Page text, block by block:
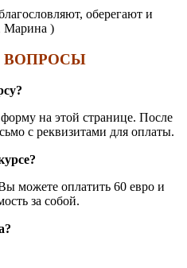
оберегают и
Марина )
ВОПРОСЫ
на этой странице. После
с реквизитами для оплаты.
можете оплатить 60 евро и
за собой.